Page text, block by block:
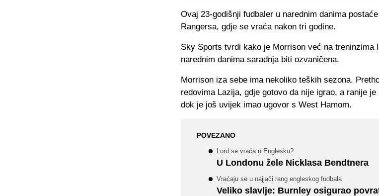
Ovaj 23-godišnji fudbaler u narednim danima
Rangersa, gdje se vraća nakon tri godine.
Sky Sports tvrdi kako je Morrison već na treninzima
narednim danima saradnja biti ozvaničena.
Morrison iza sebe ima nekoliko teških sezona.
redovima Lazija, gdje gotovo da nije igrao, a ranije
dok je još uvijek imao ugovor s West Hamom.
POVEZANO
Lord se vraća u Englesku?
U Londonu žele Nicklasa Bendtnera
Vraćaju se u najjači rang engleskog fudbala
Veliko slavlje: Burnley osigurao